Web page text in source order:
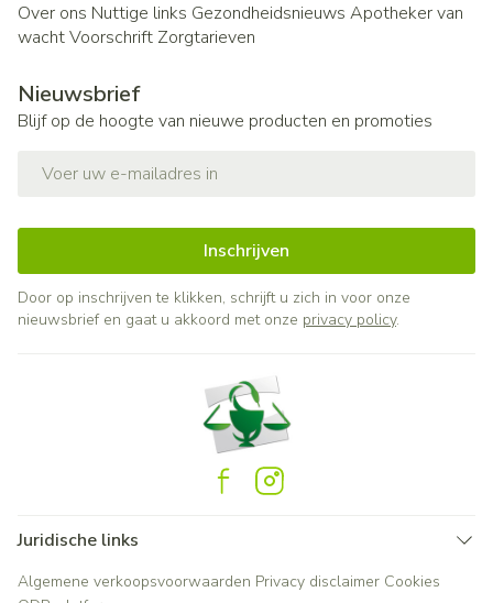
Over ons Nuttige links Gezondheidsnieuws Apotheker van
wachtVoorschrift Zorgtarieven
Nieuwsbrief
Blijf op de hoogte van nieuwe producten en promoties
Inschrijven
Door op inschrijven te klikken, schrijft u zich in voor onze
nieuwsbrief en gaat u akkoord met onze privacy policy.
Juridische links
Algemene verkoopsvoorwaarden Privacy disclaimer Cookies